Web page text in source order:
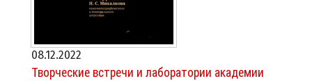
08.12.2022
Творческие встречи и лаборатории академии